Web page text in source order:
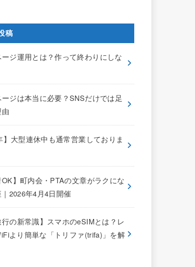
稿
ジ運用とは？作って終わりにしな
ジは本当に必要？SNSだけでは足
】大型連休中も通常営業しておりま
OK】町内会・PTAの文章がラクにな
2026年4月4日開催
行の新常識】スマホのeSIMとは？レ
より簡単な「トリファ(trifa)」を解